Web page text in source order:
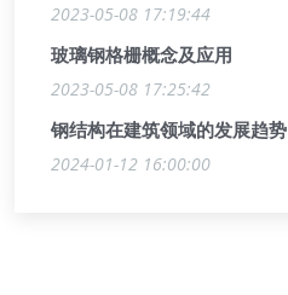
2023-05-08 17:19:44
玻璃钢格栅概念及应用
2023-05-08 17:25:42
钢结构在建筑领域的发展趋势
2024-01-12 16:00:00